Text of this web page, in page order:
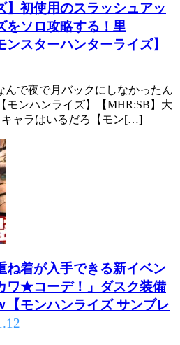
】初使用のスラッシュアッ
をソロ攻略する！里
ターハンターライズ】
んで夜で月バックにしなかったん
モンハンライズ】【MHR:SB】大
キャラはいるだろ【モン[…]
ね着が入手できる新イベン
ワ★コーデ！」ダスク装備
モンハンライズ サンブレ